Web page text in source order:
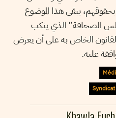
يبقى هذا الموضوع
الصحافة” الذي ينكب
الخاص به على أن يعرض
عليه.